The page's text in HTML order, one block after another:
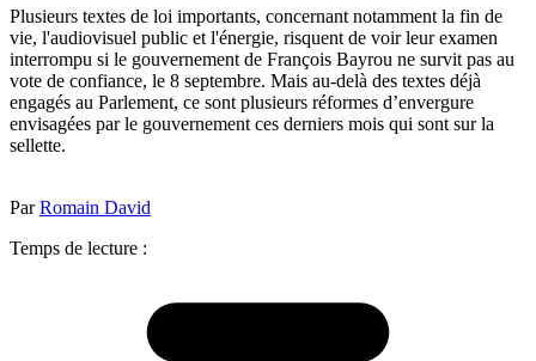
Plusieurs textes de loi importants, concernant notamment la fin de
vie, l'audiovisuel public et l'énergie, risquent de voir leur examen
interrompu si le gouvernement de François Bayrou ne survit pas au
vote de confiance, le 8 septembre. Mais au-delà des textes déjà
engagés au Parlement, ce sont plusieurs réformes d’envergure
envisagées par le gouvernement ces derniers mois qui sont sur la
sellette.
ParRomain David
Temps de lecture :